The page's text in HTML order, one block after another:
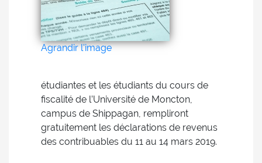
Agrandir l'image
étudiantes et les étudiants du cours de
fiscalité de l’Université de Moncton,
campus de Shippagan, rempliront
gratuitement les déclarations de revenus
des contribuables du 11 au 14 mars 2019.